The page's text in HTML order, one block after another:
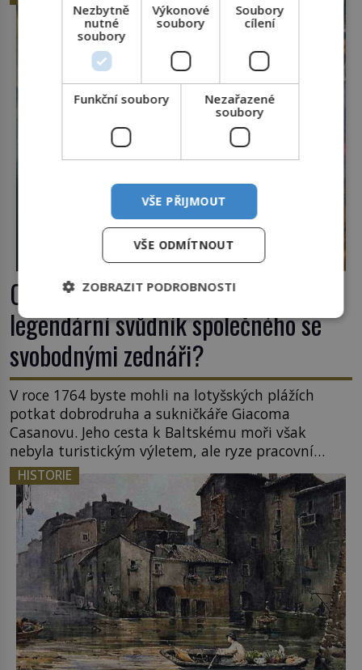
český král. Nebo že by ne? Mongolové od roku 1223
postupují podél Kaspického a Azovského moře, […]
Casanova v Pobaltí: Co měl
legendární svůdník společného se
svobodnými zednáři?
V roce 1764 byste mohli na lotyšských plážích
potkat dobrodruha a sukničkáře Giacoma
Casanovu. Jeho cesta k Baltskému moři však
nebyla turistickým výletem, ale ryze pracovní
cestou se zištnými úmysly. Jaký cíl Casanova
sledoval, když se například procházel uličkami
lotyšské Rigy? Casanova v Pobaltí kontaktoval
tamní zednářské lóže. Nebyl v této oblasti žádným
nováčkem, protože do zednářské […]
HISTORIE
Nezbytně
nutné
soubory
Výkonové
soubory
Soubory
cílení
Funkční soubory
Nezařazené
soubory
VŠE PŘIJMOUT
VŠE ODMÍTNOUT
ZOBRAZIT PODROBNOSTI